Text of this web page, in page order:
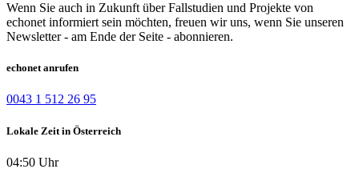
Wenn Sie auch in Zukunft über Fallstudien und Projekte von
echonet informiert sein möchten, freuen wir uns, wenn Sie unseren
Newsletter - am Ende der Seite - abonnieren.
echonet anrufen
0043 1 512 26 95
Lokale Zeit in Österreich
04:50 Uhr